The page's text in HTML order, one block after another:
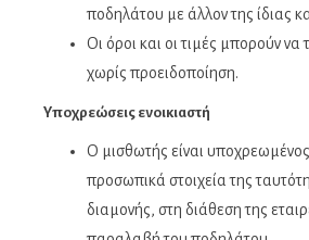
ποδηλάτου με άλλον της ίδιας
Οι όροι και οι τιμές μπορούν
χωρίς προειδοποίηση.
Υποχρεώσεις ενοικιαστή
Ο μισθωτής είναι
προσωπικά στοιχεία της
διαμονής, στη διάθεση της